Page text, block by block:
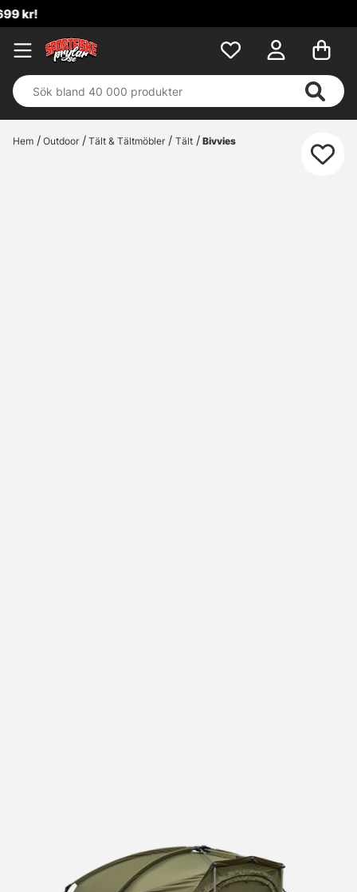
Hem Outdoor Tält & Tältmöbler Tält Bivvies